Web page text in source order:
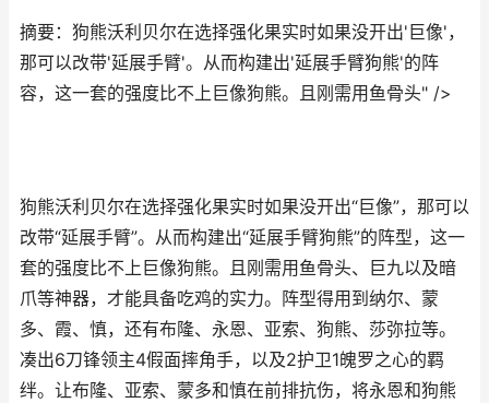
摘要：狗熊沃利贝尔在选择强化果实时如果没开出'巨像'，
那可以改带'延展手臂'。从而构建出'延展手臂狗熊'的阵
容，这一套的强度比不上巨像狗熊。且刚需用鱼骨头" />
狗熊沃利贝尔在选择强化果实时如果没开出“巨像”，那可以
改带“延展手臂”。从而构建出“延展手臂狗熊”的阵型，这一
套的强度比不上巨像狗熊。且刚需用鱼骨头、巨九以及暗
爪等神器，才能具备吃鸡的实力。阵型得用到纳尔、蒙
多、霞、慎，还有布隆、永恩、亚索、狗熊、莎弥拉等。
凑出6刀锋领主4假面摔角手，以及2护卫1魄罗之心的羁
绊。让布隆、亚索、蒙多和慎在前排抗伤，将永恩和狗熊